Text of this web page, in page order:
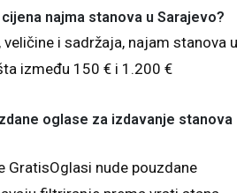
najma stanova u Sarajevo?
i sadržaja, najam stanova u
između 150 € i 1.200 €
oglase za izdavanje stanova
GratisOglasi nude pouzdane